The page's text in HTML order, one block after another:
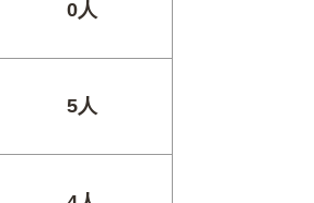
0人
5人